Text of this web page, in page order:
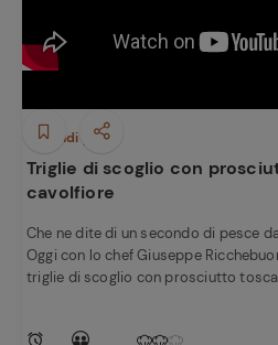
Secondi piatti
Triglie di scoglio con
cavolfiore
Che ne dite di un secondo di pesce
Oggi con lo chef Giuseppe
triglie di scoglio con prosciutto